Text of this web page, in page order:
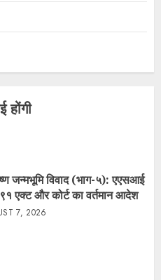
जन्मभूमि विवाद (भाग-५): एएसआई
एक्ट और कोर्ट का वर्तमान आदेश
7, 2026